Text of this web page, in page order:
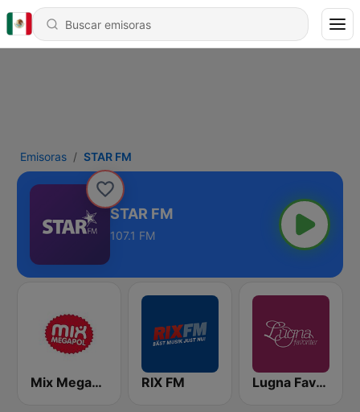
Emisoras STAR FM
STAR FM
107.1 FM
Mix Megapol RIX FM Lugna Favoriter